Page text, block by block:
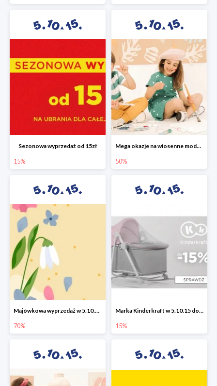
Sezonowa wyprzedaż od 15zł
15%
Mega okazje na wiosenne modele w 5.10.15 do -50%
50%
Majówkowa wyprzedaż w 5.10.15 do -70%
70%
Marka Kinderkraft w 5.10.15 do -15%
15%